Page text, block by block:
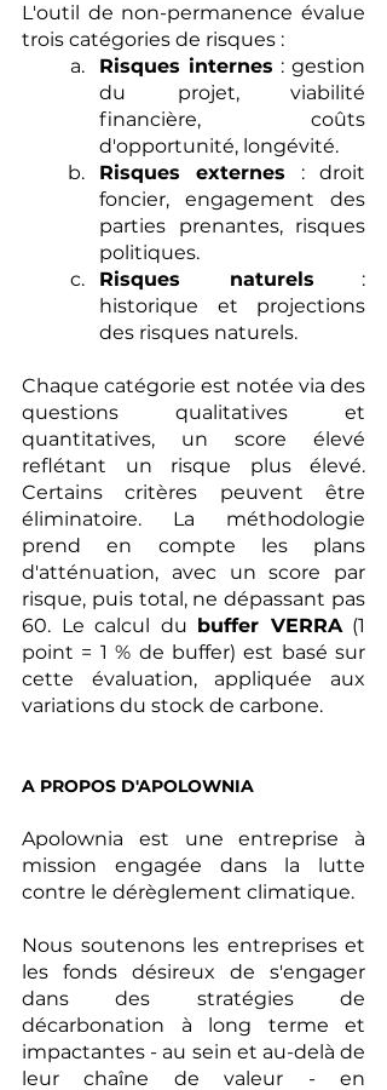
L'outil de non-permanence évalue
trois catégories de risques :
Risques internes : gestion
du projet, viabilité
financière, coûts
d'opportunité, longévité.
Risques externes : droit
foncier, engagement des
parties prenantes, risques
politiques.
Risques naturels :
historique et projections
des risques naturels.
Chaque catégorie est notée via des
questions qualitatives et
quantitatives, un score élevé
reflétant un risque plus élevé.
Certains critères peuvent être
éliminatoire. La méthodologie
prend en compte les plans
d'atténuation, avec un score par
risque, puis total, ne dépassant pas
60. Le calcul du buffer VERRA (1
point = 1 % de buffer) est basé sur
cette évaluation, appliquée aux
variations du stock de carbone.
A PROPOS D'APOLOWNIA
Apolownia est une entreprise à
mission engagée dans la lutte
contre le dérèglement climatique.
Nous soutenons les entreprises et
les fonds désireux de s'engager
dans des stratégies de
décarbonation à long terme et
impactantes - au sein et au-delà de
leur chaîne de valeur - en